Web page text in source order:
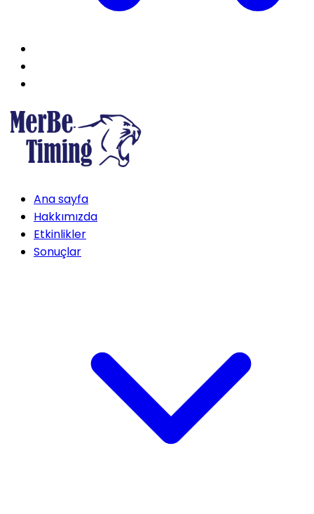
Ana sayfa
Hakkımızda
Etkinlikler
Sonuçlar